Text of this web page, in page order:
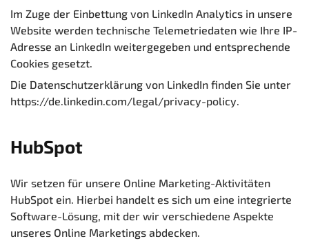
Im Zuge der Einbettung von LinkedIn Analytics in unsere
Website werden technische Telemetriedaten wie Ihre IP-
Adresse an LinkedIn weitergegeben und entsprechende
Cookies gesetzt.
Die Datenschutzerklärung von LinkedIn finden Sie unter
https://de.linkedin.com/legal/privacy-policy.
HubSpot
Wir setzen für unsere Online Marketing-Aktivitäten
HubSpot ein. Hierbei handelt es sich um eine integrierte
Software-Lösung, mit der wir verschiedene Aspekte
unseres Online Marketings abdecken.